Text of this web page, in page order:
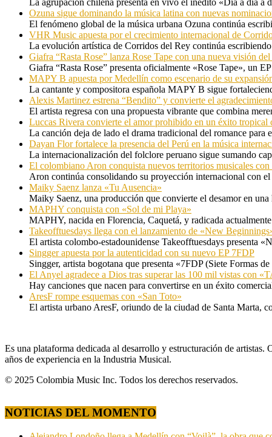
Ozuna sigue dominando la música latina con nuevas
El fenómeno global de la música urbana Ozuna continúa
VHR Music apuesta por el crecimiento internacional de
La evolución artística de Corridos del Rey continúa
Giafra “Rasta Rose” lanza Rose Tape con una nueva visión
Giafra “Rasta Rose” presenta oficialmente «Rose Tape», un
MAPY B apuesta por Medellín como escenario de su
La cantante y compositora española MAPY B sigue
Alexis Martinez estrena “Bendito” y convierte el
El artista regresa con una propuesta vibrante que combina
Luccas Rivera convierte el amor prohibido en un éxito tropical
La canción deja de lado el drama tradicional del romance para
Dayan Flor fortalece la presencia del Perú en la música
La internacionalización del folclore peruano sigue sumando
El colombiano Aron conquista nuevos territorios musicales con
Aron continúa consolidando su proyección internacional con
Maiky Saenz lanza «Tu Ausencia»
Maiky Saenz, una producción que convierte el desamor en
MAPHY conquista con «Sol de mi Playa»
MAPHY, nacida en Florencia, Caquetá, y radicada
Takeofftuesdays llega con el lanzamiento de «New
El artista colombo-estadounidense Takeofftuesdays presenta
Singger apuesta por la autenticidad con su nuevo EP 7FDP
Singger, artista bogotana que presenta «7FDP (Siete Formas
El Anyel agradece a Dios tras superar las 100 mil vistas con
Hay canciones que nacen para convertirse en un éxito
AresF rompe esquemas con «San Toto»
El artista urbano AresF, oriundo de la ciudad de Santa Marta,
Es una plataforma dedicada al desarrollo y estructuración de
años de experiencia en la Industria Musical.
© 2025 Colombia Music Inc. Todos los derechos reservados.
NOTICIAS DEL MOMENTO